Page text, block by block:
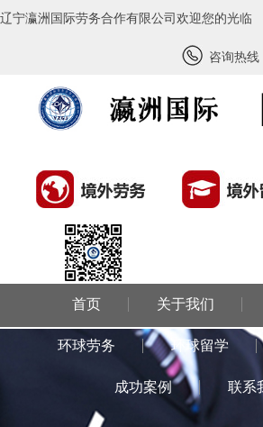
辽宁瀛洲国际劳务合作有限公司欢迎您的光临
咨询热线
首页 关于我们
环球劳务 环球留学
成功案例 联系